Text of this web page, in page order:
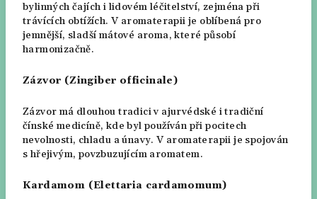
bylinných čajích i lidovém léčitelství, zejména při
trávících obtížích. V aromaterapii je oblíbená pro
jemnější, sladší mátové aroma, které působí
harmonizačně.
Zázvor (Zingiber officinale)
Zázvor má dlouhou tradici v ajurvédské i tradiční
čínské medicíně, kde byl používán při pocitech
nevolnosti, chladu a únavy. V aromaterapii je spojován
s hřejivým, povzbuzujícím aromatem.
Kardamom (Elettaria cardamomum)